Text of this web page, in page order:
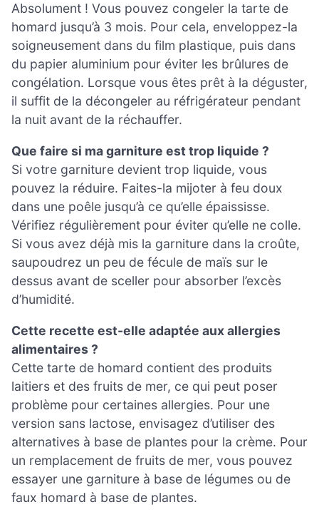
Absolument ! Vous pouvez congeler la tarte de
homard jusqu’à 3 mois. Pour cela, enveloppez-la
soigneusement dans du film plastique, puis dans
du papier aluminium pour éviter les brûlures de
congélation. Lorsque vous êtes prêt à la déguster,
il suffit de la décongeler au réfrigérateur pendant
la nuit avant de la réchauffer.
Que faire si ma garniture est trop liquide ?
Si votre garniture devient trop liquide, vous
pouvez la réduire. Faites-la mijoter à feu doux
dans une poêle jusqu’à ce qu’elle épaississe.
Vérifiez régulièrement pour éviter qu’elle ne colle.
Si vous avez déjà mis la garniture dans la croûte,
saupoudrez un peu de fécule de maïs sur le
dessus avant de sceller pour absorber l’excès
d’humidité.
Cette recette est-elle adaptée aux allergies
alimentaires ?
Cette tarte de homard contient des produits
laitiers et des fruits de mer, ce qui peut poser
problème pour certaines allergies. Pour une
version sans lactose, envisagez d’utiliser des
alternatives à base de plantes pour la crème. Pour
un remplacement de fruits de mer, vous pouvez
essayer une garniture à base de légumes ou de
faux homard à base de plantes.